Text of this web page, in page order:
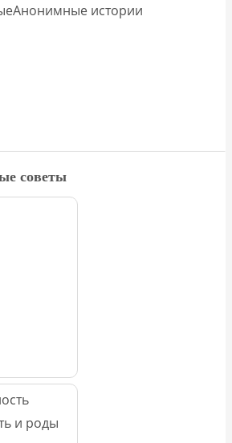
Анонимные истории
советы
и роды